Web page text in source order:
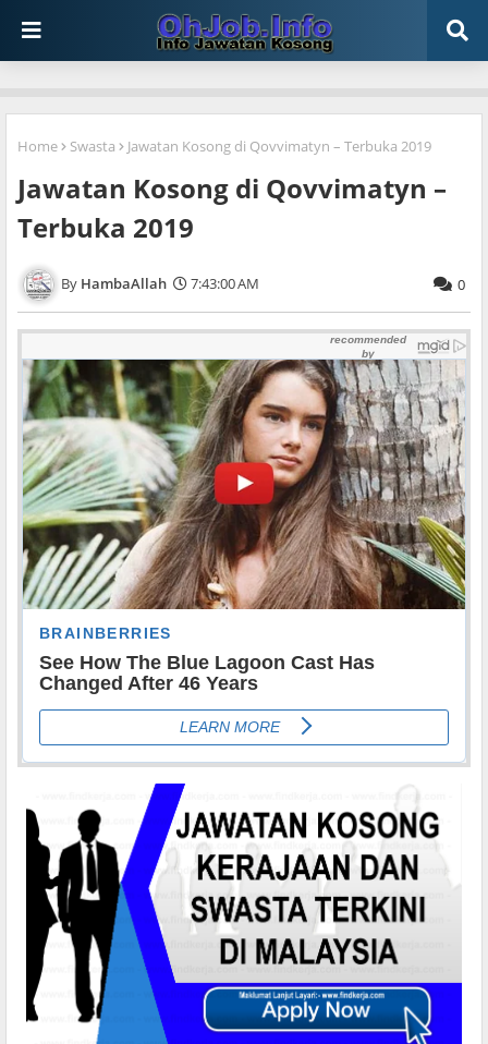
Home Swasta Jawatan Kosong di Qovvimatyn – Terbuka 2019
Jawatan Kosong di Qovvimatyn –
Terbuka 2019
HambaAllah 7:43:00 AM 0